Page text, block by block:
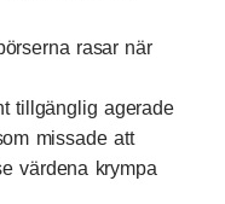
rasar när
tillgänglig agerade
missade att
värdena krympa